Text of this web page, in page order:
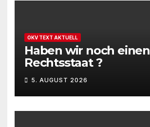
OKV TEXT AKTUELL
Haben wir noch einen
Rechtsstaat ?
5. AUGUST 2026